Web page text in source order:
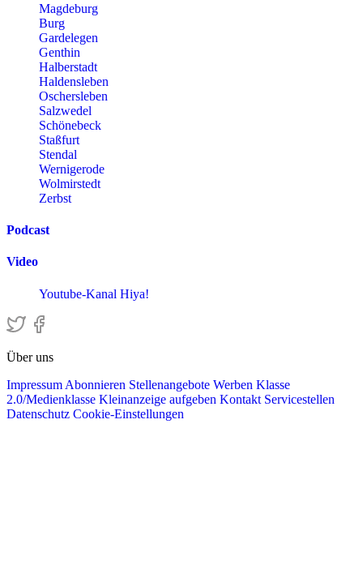
Magdeburg
Burg
Gardelegen
Genthin
Halberstadt
Haldensleben
Oschersleben
Salzwedel
Schönebeck
Staßfurt
Stendal
Wernigerode
Wolmirstedt
Zerbst
Podcast
Video
Youtube-Kanal Hiya!
Über uns
Impressum Abonnieren Stellenangebote Werben Klasse
2.0/Medienklasse Kleinanzeige aufgeben Kontakt Servicestellen
Datenschutz Cookie-Einstellungen